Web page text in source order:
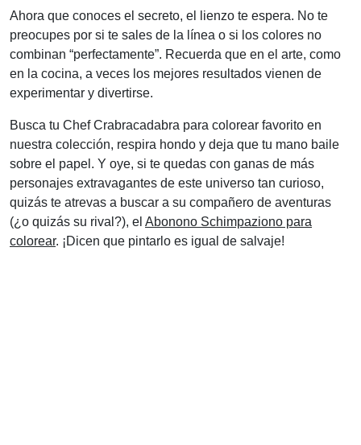
Ahora que conoces el secreto, el lienzo te espera. No te
preocupes por si te sales de la línea o si los colores no
combinan “perfectamente”. Recuerda que en el arte, como
en la cocina, a veces los mejores resultados vienen de
experimentar y divertirse.
Busca tu Chef Crabracadabra para colorear favorito en
nuestra colección, respira hondo y deja que tu mano baile
sobre el papel. Y oye, si te quedas con ganas de más
personajes extravagantes de este universo tan curioso,
quizás te atrevas a buscar a su compañero de aventuras
(¿o quizás su rival?), el Abonono Schimpaziono para
colorear. ¡Dicen que pintarlo es igual de salvaje!